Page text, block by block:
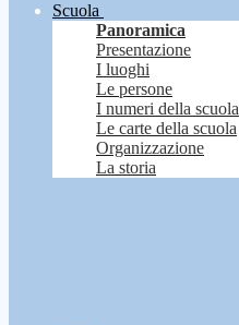
Scuola
Panoramica
Presentazione
I luoghi
Le persone
I numeri della scuola
Le carte della scuola
Organizzazione
La storia